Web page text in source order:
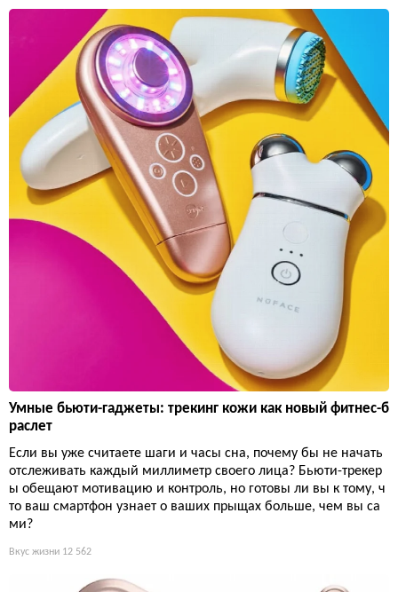
Умные бьюти-гаджеты: трекинг кожи как новый фитнес-б
раслет
Если вы уже считаете шаги и часы сна, почему бы не начать
отслеживать каждый миллиметр своего лица? Бьюти-трекер
ы обещают мотивацию и контроль, но готовы ли вы к тому, ч
то ваш смартфон узнает о ваших прыщах больше, чем вы са
ми?
Вкус жизни 12 562